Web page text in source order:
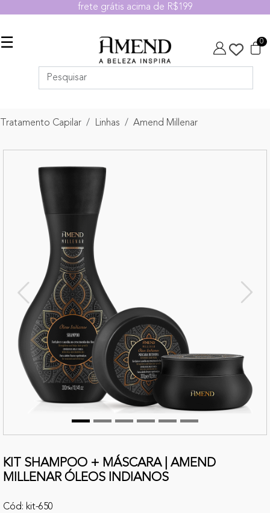
frete grátis acima de R$199
☰ 0
Tratamento Capilar Linhas Amend Millenar
KIT SHAMPOO + MÁSCARA | AMEND
MILLENAR ÓLEOS INDIANOS
Cód: kit-650